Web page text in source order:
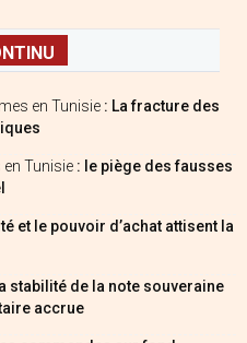
en Tunisie : La fracture des
Tunisie : le piège des fausses
et le pouvoir d’achat attisent la
stabilité de la note souveraine
accrue